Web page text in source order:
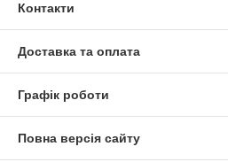
Контакти
Доставка та оплата
Графік роботи
Повна версія сайту